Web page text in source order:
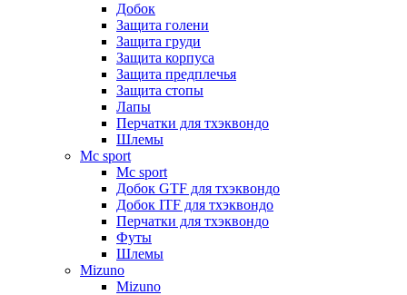
Добок
Защита голени
Защита груди
Защита корпуса
Защита предплечья
Защита стопы
Лапы
Перчатки для тхэквондо
Шлемы
Mс sport
Mс sport
Добок GTF для тхэквондо
Добок ITF для тхэквондо
Перчатки для тхэквондо
Футы
Шлемы
Mizuno
Mizuno